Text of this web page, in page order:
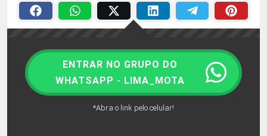
ENTRAR NO GRUPO DO
WHATSAPP - LIMA_MOTA
*Abra o link pelo celular!